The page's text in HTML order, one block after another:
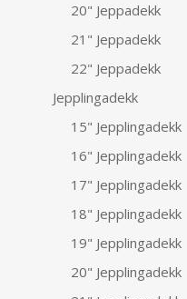
20" Jeppadekk
21" Jeppadekk
22" Jeppadekk
Jepplingadekk
15" Jepplingadekk
16" Jepplingadekk
17" Jepplingadekk
18" Jepplingadekk
19" Jepplingadekk
20" Jepplingadekk